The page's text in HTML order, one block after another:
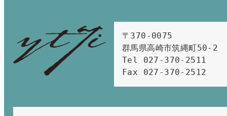
〒370-0075
群馬県高崎市筑縄町50-2
Tel 027-370-2511
Fax 027-370-2512